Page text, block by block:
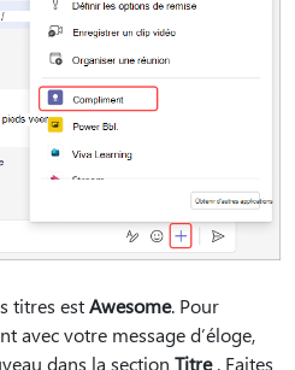
titres estAwesome. Pour
avec votre message d’éloge,
dans la section Titre. Faites